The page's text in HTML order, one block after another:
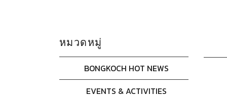
หมวดหมู่
BONGKOCH HOT NEWS
EVENTS & ACTIVITIES